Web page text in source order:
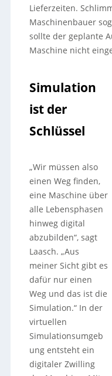
Lieferzeiten.
Maschinenbauer
sollte der geplante
Maschine nicht
Simulation
ist der
Schlüssel
„Wir müssen also
einen Weg finden,
eine Maschine über
alle Lebensphasen
hinweg digital
abzubilden“, sagt
Laasch. „Aus
meiner Sicht gibt es
dafür nur einen
Weg und das ist die
Simulation.“ In der
virtuellen
Simulationsumgeb
ung entsteht ein
digitaler Zwilling